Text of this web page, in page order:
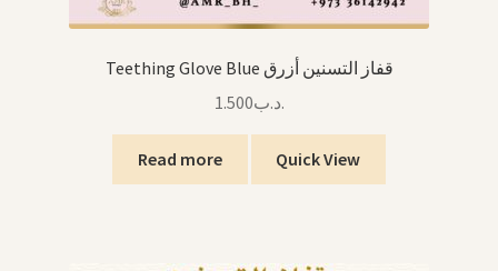
Teething Glove Blue قفاز التسنين أزرق
.د.ب1.500
Read more Quick View